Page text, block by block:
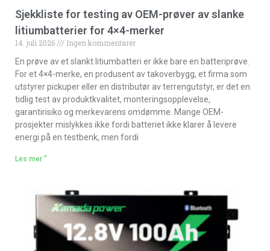
Sjekkliste for testing av OEM-prøver av slanke
litiumbatterier for 4×4-merker
14. juli 2026
Ingen kommentarer
En prøve av et slankt litiumbatteri er ikke bare en batteriprøve.
For et 4×4-merke, en produsent av takoverbygg, et firma som
utstyrer pickuper eller en distributør av terrengutstyr, er det en
tidlig test av produktkvalitet, monteringsopplevelse,
garantirisiko og merkevarens omdømme. Mange OEM-
prosjekter mislykkes ikke fordi batteriet ikke klarer å levere
energi på en testbenk, men fordi
Les mer "